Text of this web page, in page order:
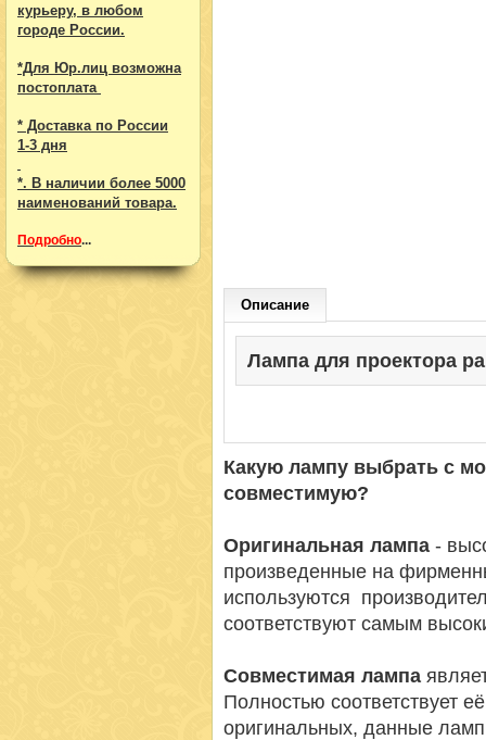
курьеру, в любом
городе России.
*Для Юр.лиц возможна
постоплата
* Доставка по России
1-3 дня
*. В наличии более 5000
наименований товара.
Подробно...
Описание
Лампа для проектора
Какую лампу выбрать с
совместимую?
Оригинальная лампа -
произведенные на
используются
соответствуют самым
Совместимая лампа
Полностью соответствует
оригинальных, данные